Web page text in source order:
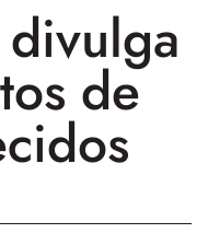
divulga
de